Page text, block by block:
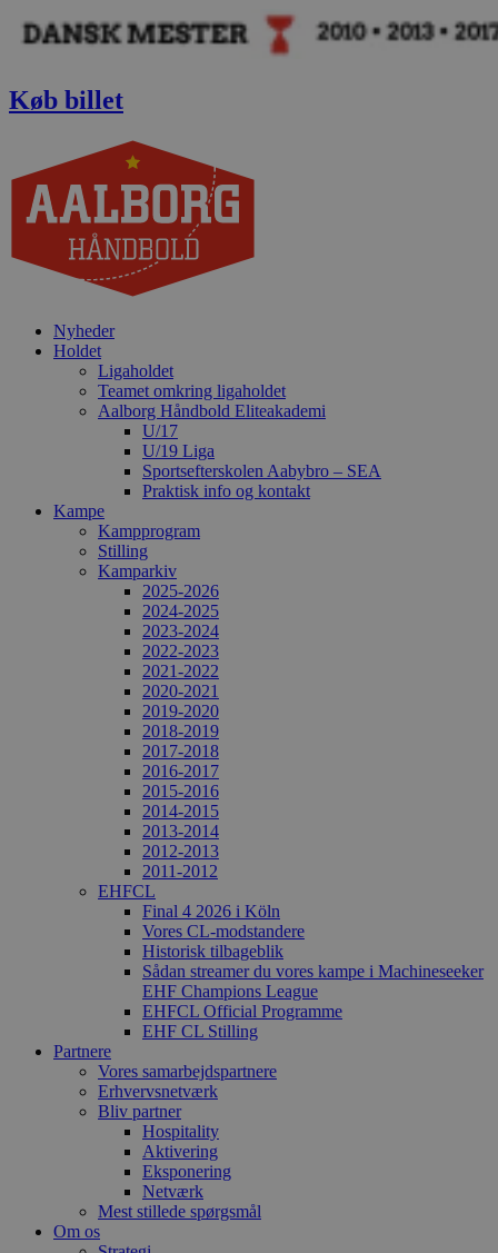
Køb billet
Nyheder
Holdet
Ligaholdet
Teamet omkring ligaholdet
Aalborg Håndbold Eliteakademi
U/17
U/19 Liga
Sportsefterskolen Aabybro – SEA
Praktisk info og kontakt
Kampe
Kampprogram
Stilling
Kamparkiv
2025-2026
2024-2025
2023-2024
2022-2023
2021-2022
2020-2021
2019-2020
2018-2019
2017-2018
2016-2017
2015-2016
2014-2015
2013-2014
2012-2013
2011-2012
EHFCL
Final 4 2026 i Köln
Vores CL-modstandere
Historisk tilbageblik
Sådan streamer du vores kampe i Machineseeker
EHF Champions League
EHFCL Official Programme
EHF CL Stilling
Partnere
Vores samarbejdspartnere
Erhvervsnetværk
Bliv partner
Hospitality
Aktivering
Eksponering
Netværk
Mest stillede spørgsmål
Om os